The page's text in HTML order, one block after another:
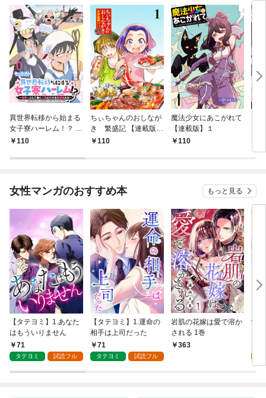
異世界転移から始まる
女子寮ハーレム！？ ～
管理人として働く人間
【連載版】０
110
ちぃちゃんのおしなが
き 繁盛記 【連載版】
１110
魔法少女にあこがれて
【連載版】１
110
女性マンガのおすすめ本 もっと見る
【タテヨミ】1.あなた
はもういりません
71
タテヨミ 試読フル
【タテヨミ】1.運命の
相手は上司だった
71
タテヨミ 試読フル
岩肌の花嫁は愛で溶か
される 1巻
363
愛